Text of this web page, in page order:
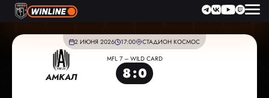
2 ИЮНЯ 2026 17:00 СТАДИОН КОСМОС
АМКАЛ
MFL 7 – WILD CARD
8:0